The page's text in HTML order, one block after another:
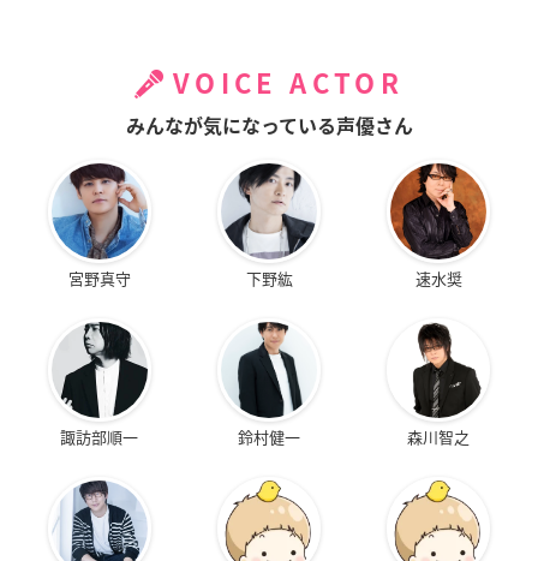
VOICE ACTOR
みんなが気になっている声優さん
宮野真守 下野紘 速水奨
諏訪部順一 鈴村健一 森川智之